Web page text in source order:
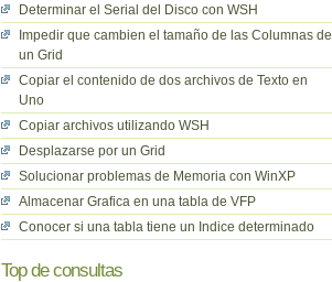
Determinar el Serial del Disco con WSH
Impedir que cambien el tamaño de las Columnas de
un Grid
Copiar el contenido de dos archivos de Texto en
Uno
Copiar archivos utilizando WSH
Desplazarse por un Grid
Solucionar problemas de Memoria con WinXP
Almacenar Grafica en una tabla de VFP
Conocer si una tabla tiene un Indice determinado
Top de consultas